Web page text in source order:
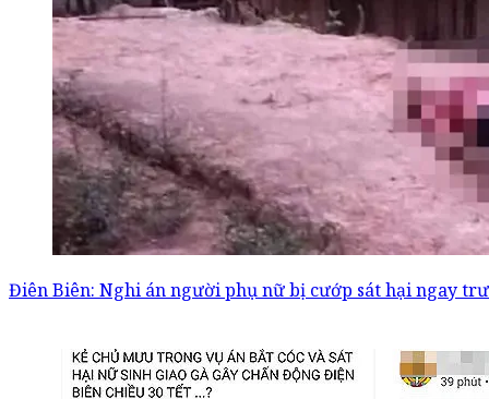
Điên Biên: Nghi án người phụ nữ bị cướp sát hại ngay